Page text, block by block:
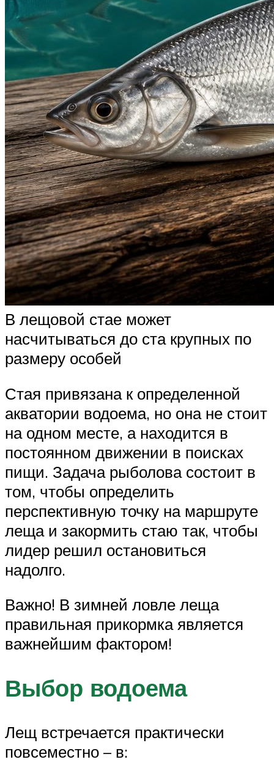
В лещовой стае может
насчитываться до ста крупных по
размеру особей
Стая привязана к определенной
акватории водоема, но она не стоит
на одном месте, а находится в
постоянном движении в поисках
пищи. Задача рыболова состоит в
том, чтобы определить
перспективную точку на маршруте
леща и закормить стаю так, чтобы
лидер решил остановиться
надолго.
Важно! В зимней ловле леща
правильная прикормка является
важнейшим фактором!
Выбор водоема
Лещ встречается практически
повсеместно – в: